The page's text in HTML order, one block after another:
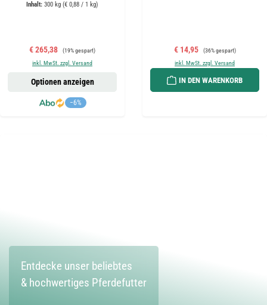
Inhalt: 300 kg (€ 0,88 / 1 kg)
Verkaufspreis:
€ 265,38 Regulärer Preis:
(19% gespart)
inkl. MwSt. zzgl. Versand
−6%
Optionen anzeigen
Verkaufspreis:
€ 14,95 Regulärer Preis:
(36% gespart)
inkl. MwSt. zzgl. Versand
IN DEN WARENKORB
Entdecke unser beliebtes
& hochwertiges Pferdefutter